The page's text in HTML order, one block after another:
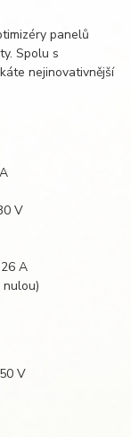
panelů
Spolu s
nejinovativnější
V
26 A
nulou)
V